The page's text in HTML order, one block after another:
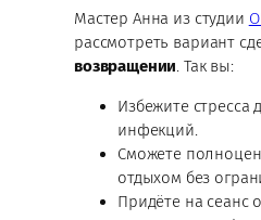
Мастер Анна из студии
рассмотреть вариант
возвращении. Так вы:
Избежите стресса
инфекций.
Сможете
отдыхом без
Придёте на сеанс